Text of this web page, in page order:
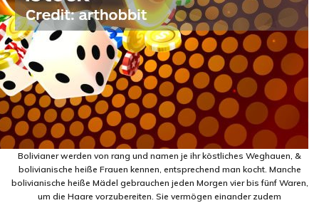
Bolivianer werden von rang und namen je ihr köstliches Weghauen, &
bolivianische heiße Frauen kennen, entsprechend man kocht. Manche
bolivianische heiße Mädel gebrauchen jeden Morgen vier bis fünf Waren,
um die Haare vorzubereiten. Sie vermögen einander zudem